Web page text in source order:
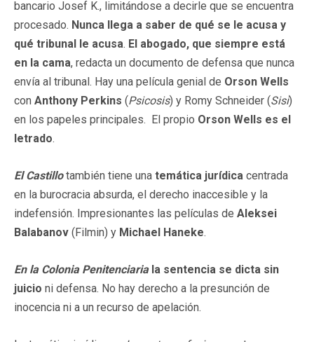
bancario Josef K., limitándose a decirle que se encuentra
procesado. Nunca llega a saber de qué se le acusa y
qué tribunal le acusa. El abogado, que siempre está
en la cama, redacta un documento de defensa que nunca
envía al tribunal. Hay una película genial de Orson Wells
con Anthony Perkins (Psicosis) y Romy Schneider (Sisi)
en los papeles principales. El propio Orson Wells es el
letrado.
El Castillotambién tiene una temática jurídica centrada
en la burocracia absurda, el derecho inaccesible y la
indefensión. Impresionantes las películas de Aleksei
Balabanov (Filmin) y Michael Haneke.
En la Colonia Penitenciaria la sentencia se dicta sin
juicio ni defensa. No hay derecho a la presunción de
inocencia ni a un recurso de apelación.